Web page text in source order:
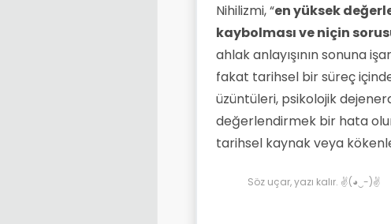
Nihilizmi, “en yüksek
kaybolması ve niçin
ahlak anlayışının sonuna
fakat tarihsel bir süreç
üzüntüleri, psikolojik
değerlendirmek bir hata
tarihsel kaynak veya
Söz uçar, yazı kalır. ✌(◕‿-)✌